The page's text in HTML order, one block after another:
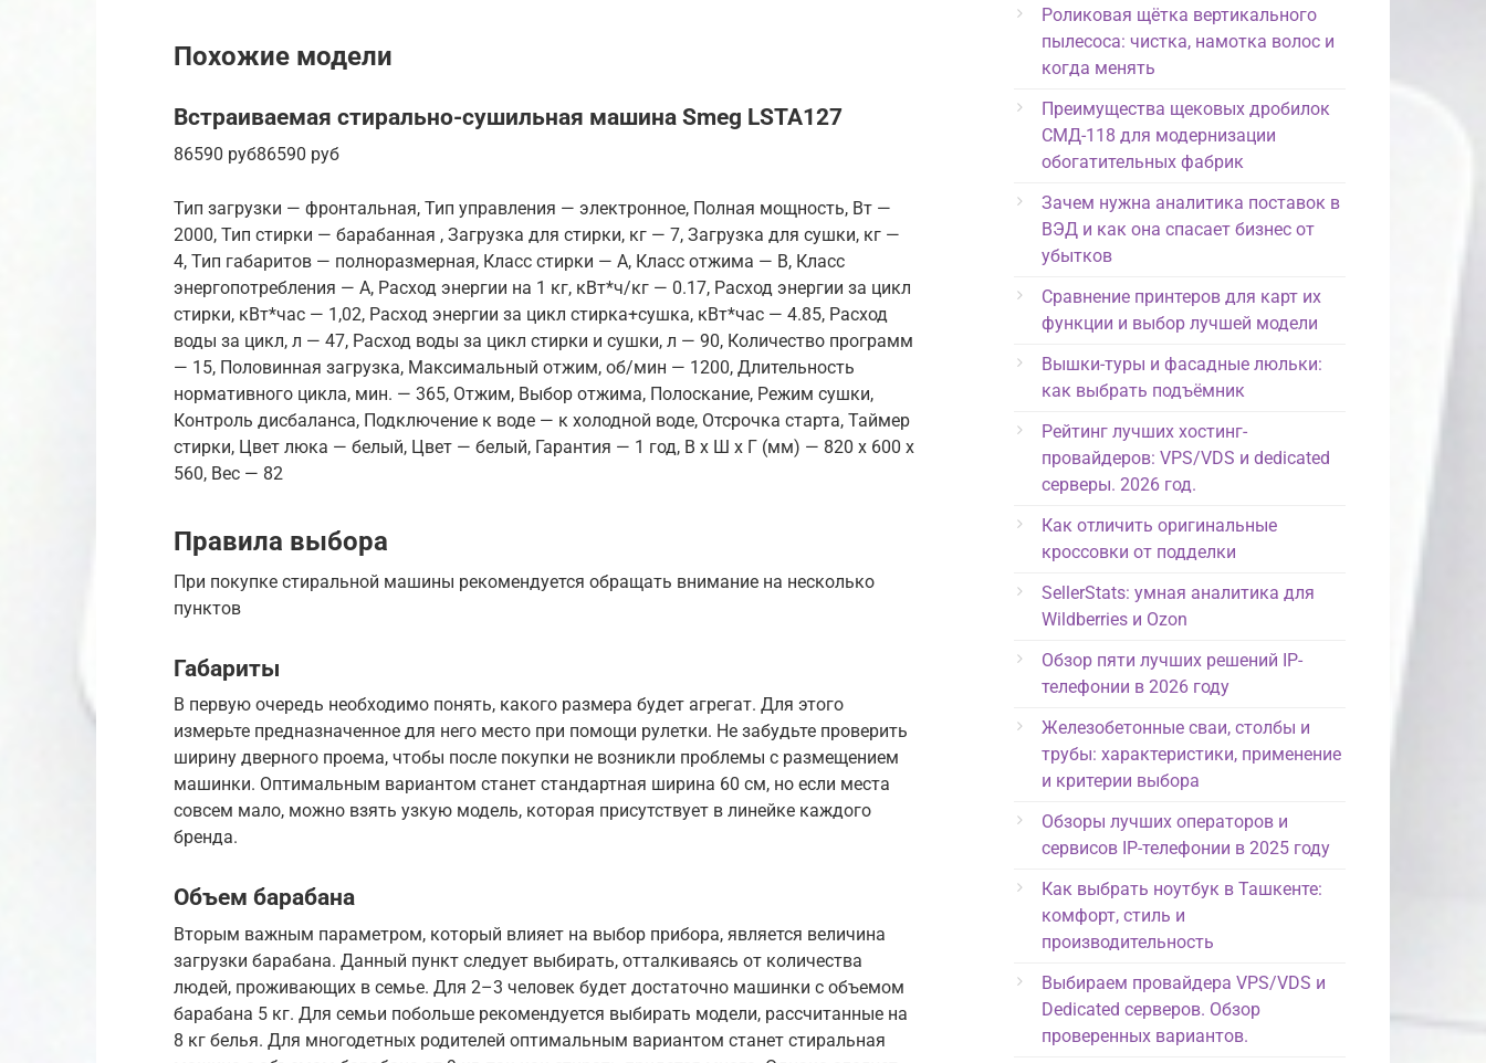
Похожие модели
Встраиваемая стирально-сушильная машина Smeg LSTA127
86590 руб86590 руб
Тип загрузки — фронтальная, Тип управления — электронное, Полная мощность, Вт —
2000, Тип стирки — барабанная , Загрузка для стирки, кг — 7, Загрузка для сушки, кг —
4, Тип габаритов — полноразмерная, Класс стирки — A, Класс отжима — B, Класс
энергопотребления — A, Расход энергии на 1 кг, кВт*ч/кг — 0.17, Расход энергии за цикл
стирки, кВт*час — 1,02, Расход энергии за цикл стирка+сушка, кВт*час — 4.85, Расход
воды за цикл, л — 47, Расход воды за цикл стирки и сушки, л — 90, Количество программ
— 15, Половинная загрузка, Максимальный отжим, об/мин — 1200, Длительность
нормативного цикла, мин. — 365, Отжим, Выбор отжима, Полоскание, Режим сушки,
Контроль дисбаланса, Подключение к воде — к холодной воде, Отсрочка старта, Таймер
стирки, Цвет люка — белый, Цвет — белый, Гарантия — 1 год, В x Ш x Г (мм) — 820 x 600 x
560, Вес — 82
Правила выбора
При покупке стиральной машины рекомендуется обращать внимание на несколько
пунктов
Габариты
В первую очередь необходимо понять, какого размера будет агрегат. Для этого
измерьте предназначенное для него место при помощи рулетки. Не забудьте проверить
ширину дверного проема, чтобы после покупки не возникли проблемы с размещением
машинки. Оптимальным вариантом станет стандартная ширина 60 см, но если места
совсем мало, можно взять узкую модель, которая присутствует в линейке каждого
бренда.
Объем барабана
Вторым важным параметром, который влияет на выбор прибора, является величина
загрузки барабана. Данный пункт следует выбирать, отталкиваясь от количества
людей, проживающих в семье. Для 2–3 человек будет достаточно машинки с объемом
барабана 5 кг. Для семьи побольше рекомендуется выбирать модели, рассчитанные на
8 кг белья. Для многодетных родителей оптимальным вариантом станет стиральная
Роликовая щётка вертикального
пылесоса: чистка, намотка волос и
когда менять
Преимущества щековых дробилок
СМД-118 для модернизации
обогатительных фабрик
Зачем нужна аналитика поставок в
ВЭД и как она спасает бизнес от
убытков
Сравнение принтеров для карт их
функции и выбор лучшей модели
Вышки-туры и фасадные люльки:
как выбрать подъёмник
Рейтинг лучших хостинг-
провайдеров: VPS/VDS и dedicated
серверы. 2026 год.
Как отличить оригинальные
кроссовки от подделки
SellerStats: умная аналитика для
Wildberries и Ozon
Обзор пяти лучших решений IP-
телефонии в 2026 году
Железобетонные сваи, столбы и
трубы: характеристики, применение
и критерии выбора
Обзоры лучших операторов и
сервисов IP-телефонии в 2025 году
Как выбрать ноутбук в Ташкенте:
комфорт, стиль и
производительность
Выбираем провайдера VPS/VDS и
Dedicated серверов. Обзор
проверенных вариантов.